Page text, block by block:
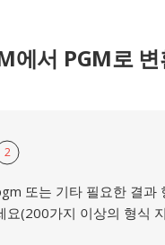
에서 PGM로
2
또는 기타 필요한 결과
요(200가지 이상의 형식